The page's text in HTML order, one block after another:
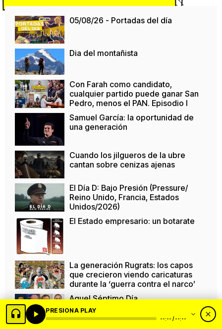
05/08/26 - Portadas del día
Dia del montañista
Con Farah como candidato,
cualquier partido puede ganar San
Pedro, menos el PAN. Episodio I
Samuel García: la oportunidad de
una generación
Cuando los jilgueros de la ubre
cantan sobre cenizas ajenas
El Día D: Bajo Presión (Pressure/
Reino Unido, Francia, Estados
Unidos/2026)
El Estado empresario: un botarate
La generación Rugrats: los capos
que crecieron viendo caricaturas
durante la ‘guerra contra el narco’
Aquel Séptimo Día
PRESIONA PLAY
--:-- / --:--